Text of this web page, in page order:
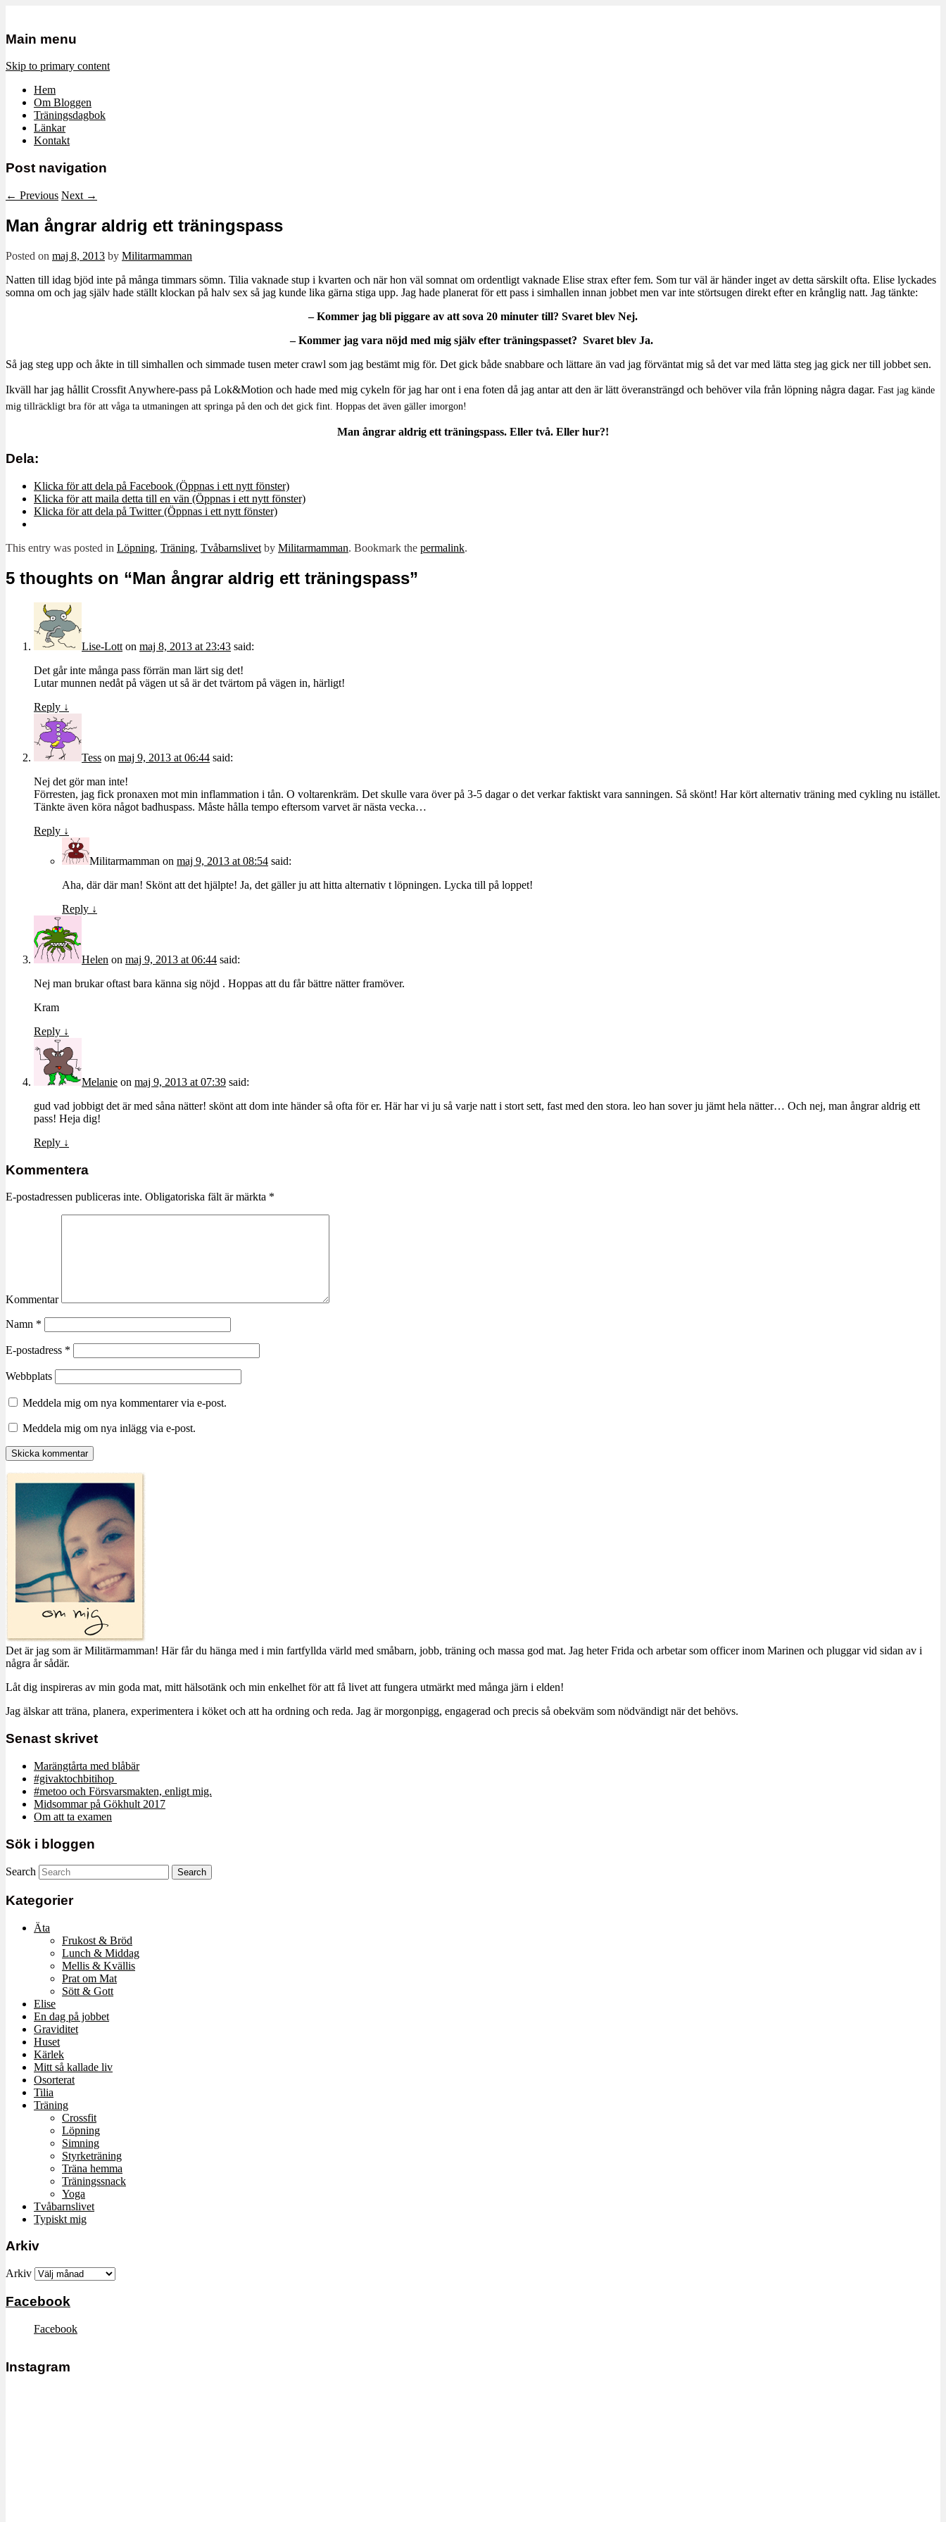
Militärmamman
Mamma, militär och märkbart obekväm
Main menu
Skip to primary content
Hem
Om Bloggen
Träningsdagbok
Länkar
Kontakt
Post navigation
← Previous Next →
Man ångrar aldrig ett träningspass
Posted on maj 8, 2013 by Militarmamman
Natten till idag bjöd inte på många timmars sömn. Tilia vaknade stup i kvarten och när hon väl somnat om ordentligt vaknade Elise strax efter fem. Som tur väl är händer inget av detta särskilt ofta. Elise lyckades
somna om och jag själv hade ställt klockan på halv sex så jag kunde lika gärna stiga upp. Jag hade planerat för ett pass i simhallen innan jobbet men var inte störtsugen direkt efter en krånglig natt. Jag tänkte:
– Kommer jag bli piggare av att sova 20 minuter till? Svaret blev Nej.
– Kommer jag vara nöjd med mig själv efter träningspasset? Svaret blev Ja.
Så jag steg upp och åkte in till simhallen och simmade tusen meter crawl som jag bestämt mig för. Det gick både snabbare och lättare än vad jag förväntat mig så det var med lätta steg jag gick ner till jobbet sen.
Ikväll har jag hållit Crossfit Anywhere-pass på Lok&Motion och hade med mig cykeln för jag har ont i ena foten då jag antar att den är lätt överansträngd och behöver vila från löpning några dagar. Fast jag kände
mig tillräckligt bra för att våga ta utmaningen att springa på den och det gick fint. Hoppas det även gäller imorgon!
Man ångrar aldrig ett träningspass. Eller två. Eller hur?!
Dela:
Klicka för att dela på Facebook (Öppnas i ett nytt fönster)
Klicka för att maila detta till en vän (Öppnas i ett nytt fönster)
Klicka för att dela på Twitter (Öppnas i ett nytt fönster)
This entry was posted in Löpning, Träning, Tvåbarnslivet by Militarmamman. Bookmark the permalink.
5 thoughts on “Man ångrar aldrig ett träningspass”
Lise-Lott on maj 8, 2013 at 23:43 said:
Det går inte många pass förrän man lärt sig det!
Lutar munnen nedåt på vägen ut så är det tvärtom på vägen in, härligt!
Reply ↓
Tess on maj 9, 2013 at 06:44 said:
Nej det gör man inte!
Förresten, jag fick pronaxen mot min inflammation i tån. O voltarenkräm. Det skulle vara över på 3-5 dagar o det verkar faktiskt vara sanningen. Så skönt! Har kört alternativ träning med cykling nu istället.
Tänkte även köra något badhuspass. Måste hålla tempo eftersom varvet är nästa vecka…
Reply ↓
Militarmamman on maj 9, 2013 at 08:54 said:
Aha, där där man! Skönt att det hjälpte! Ja, det gäller ju att hitta alternativ t löpningen. Lycka till på loppet!
Reply ↓
Helen on maj 9, 2013 at 06:44 said:
Nej man brukar oftast bara känna sig nöjd . Hoppas att du får bättre nätter framöver.
Kram
Reply ↓
Melanie on maj 9, 2013 at 07:39 said:
gud vad jobbigt det är med såna nätter! skönt att dom inte händer så ofta för er. Här har vi ju så varje natt i stort sett, fast med den stora. leo han sover ju jämt hela nätter… Och nej, man ångrar aldrig ett
pass! Heja dig!
Reply ↓
Kommentera
E-postadressen publiceras inte. Obligatoriska fält är märkta *
Kommentar
Namn *
E-postadress *
Webbplats
Meddela mig om nya kommentarer via e-post.
Meddela mig om nya inlägg via e-post.
Det är jag som är Militärmamman! Här får du hänga med i min fartfyllda värld med småbarn, jobb, träning och massa god mat. Jag heter Frida och arbetar som officer inom Marinen och pluggar vid sidan av i
några år sådär.
Låt dig inspireras av min goda mat, mitt hälsotänk och min enkelhet för att få livet att fungera utmärkt med många järn i elden!
Jag älskar att träna, planera, experimentera i köket och att ha ordning och reda. Jag är morgonpigg, engagerad och precis så obekväm som nödvändigt när det behövs.
Senast skrivet
Marängtårta med blåbär
#givaktochbitihop
#metoo och Försvarsmakten, enligt mig.
Midsommar på Gökhult 2017
Om att ta examen
Sök i bloggen
Search
Kategorier
Äta
Frukost & Bröd
Lunch & Middag
Mellis & Kvällis
Prat om Mat
Sött & Gott
Elise
En dag på jobbet
Graviditet
Huset
Kärlek
Mitt så kallade liv
Osorterat
Tilia
Träning
Crossfit
Löpning
Simning
Styrketräning
Träna hemma
Träningssnack
Yoga
Tvåbarnslivet
Typiskt mig
Arkiv
Arkiv
Facebook
Facebook
Instagram